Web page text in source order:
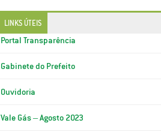
LINKS ÚTEIS
Portal Transparência
Gabinete do Prefeito
Ouvidoria
Vale Gás – Agosto 2023